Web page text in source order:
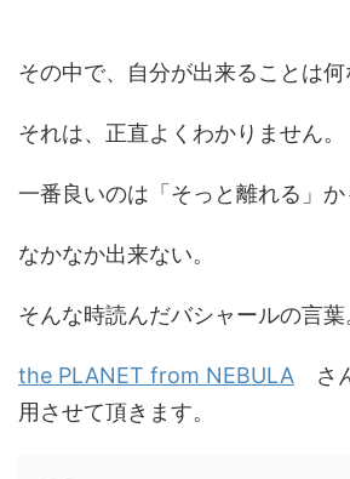
その中で、自分が出来ることは何
それは、正直よくわかりません。
一番良いのは「そっと離れる」か
なかなか出来ない。
そんな時読んだバシャールの言葉
the PLANET from NEBULA さ
用させて頂きます。